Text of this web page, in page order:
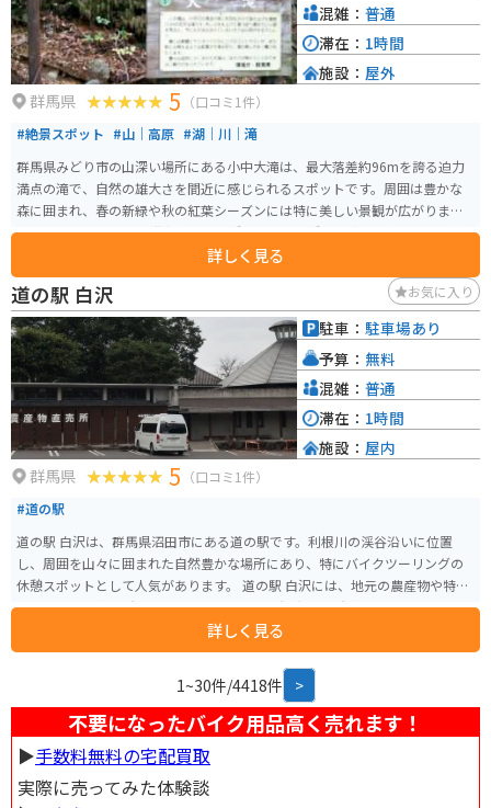
群馬県 5 （口コミ1件）
#絶景スポット #山｜高原 #湖｜川｜滝
群馬県みどり市の山深い場所にある小中大滝は、最大落差約96mを誇る迫力
満点の滝で、自然の雄大さを間近に感じられるスポットです。周囲は豊かな
森に囲まれ、春の新緑や秋の紅葉シーズンには特に美しい景観が広がりま
す。 滝へはスリルある階段状の吊り橋「けさかけ橋」を渡って向かい、展望
台から全体を見渡せるのも魅力です。遊歩道は整備されていますが山道のた
め歩きやすい靴が必要です。バイクで訪れる場合はワインディングロードが
続き走りごたえがありますが、道幅が狭くカーブも多いため注意が必要で
す。秘境感あふれる自然とスリリングな体験が楽しめる観光スポットです。
詳しく見る
混雑： 普通
滞在： 1時間
施設： 屋外
道の駅 白沢 お気に入り
群馬県 5 （口コミ1件）
#道の駅
道の駅 白沢は、群馬県沼田市にある道の駅です。利根川の渓谷沿いに位置
し、周囲を山々に囲まれた自然豊かな場所にあり、特にバイクツーリングの
休憩スポットとして人気があります。 道の駅 白沢には、地元の農産物や特産
品を販売する直売所、軽食コーナー、そして観光案内所があります。地元産
の新鮮な野菜や果物はもちろんのこと、群馬名物のこんにゃくや、地元産の
小麦粉を使ったうどん、そばなども人気です。また、併設されている食堂で
は、地元の食材を使った料理を楽しむことができます。 特にバイク乗りの方
には、白沢名物の「舞茸釜飯」がおすすめです。大きな舞茸が丸ごと入った
釜飯は、香り高く、食欲をそそります。また、駐車場にはバイクスタンドも
設置されているので、安心してバイクを停めることができます。 道の駅 白沢
は、自然豊かな環境の中で、地元の味覚や文化に触れることができる場所で
す。群馬県北部へのツーリングの際には、ぜひお立ち寄りください。
詳しく見る
駐車： 駐車場あり
予算： 無料
混雑： 普通
滞在： 1時間
施設： 屋内
1~30件/4418件 >
不要になったバイク用品高く売れます！
▶︎手数料無料の宅配買取
実際に売ってみた体験談